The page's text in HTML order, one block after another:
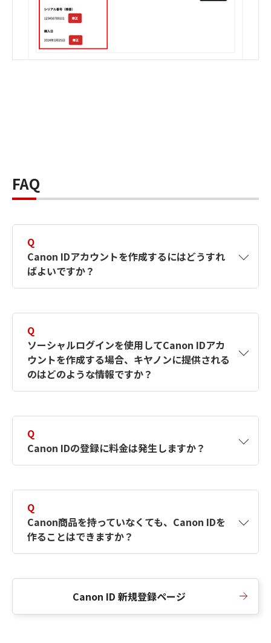
FAQ
Q
Canon IDアカウントを作成するにはどうすれ
ばよいですか？
す。詳しい作成方法は【カメラ】Canon IDとは
何ですか？Canon IDの作成方法は？をご確認く
ださい。
Q
ソーシャルログインを使用してCanon IDアカ
ウントを作成する場合、キヤノンに提供される
のはどのような情報ですか？
択したサービスから取得します。アカウントを
簡単に作成できるように、この情報を使用して
Canon IDの登録フォームを入力します。
Q
Canon IDの登録に料金は発生しますか？
Q
Canon商品を持っていなくても、Canon IDを
作ることはできますか？
Canon ID 新規登録ページ